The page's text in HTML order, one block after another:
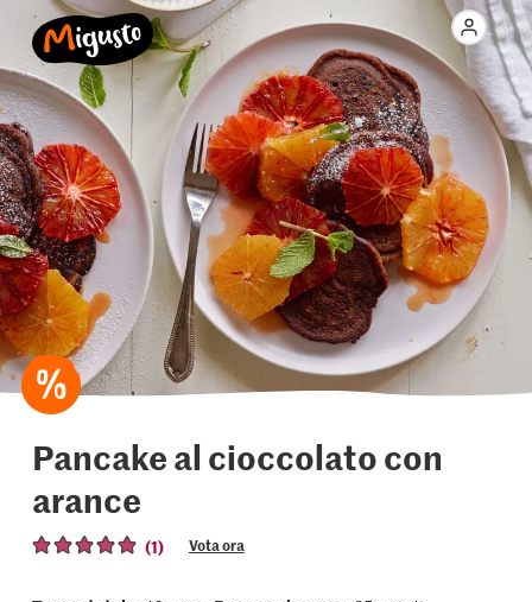
Pancake al cioccolato con
arance
(1) Vota ora